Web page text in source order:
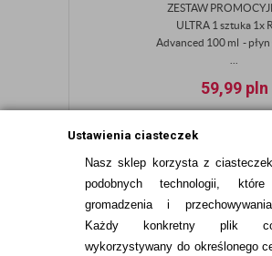
Ustawienia ciasteczek
Nasz sklep korzysta z
podobnych technologii,
gromadzenia i
Każdy konkretny plik
wykorzystywany do określonego
ZESTAW
ULTRA 1 sztuka 1x
Advanced 100 ml - płyn
59,99 pln